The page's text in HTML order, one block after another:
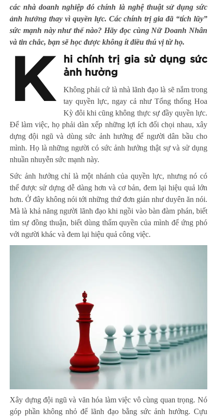
các nhà doanh nghiệp đó chính là nghệ thuật sử dụng sức
ảnh hưởng thay vì quyền lực. Các chính trị gia đã “tích lũy”
sức mạnh này như thế nào? Hãy đọc cùng Nữ Doanh Nhân
và tin chắc, bạn sẽ học được không ít điều thú vị từ họ.
K
hi chính trị gia sử dụng sức
ảnh hưởng
Không phải cứ là nhà lãnh đạo là sẽ nắm trong
tay quyền lực, ngay cả như Tổng thống Hoa
Kỳ đôi khi cũng không thực sự đầy quyền lực.
Để làm việc, họ phải dàn xếp những lợi ích đối chọi nhau, xây
dựng đội ngũ và dùng sức ảnh hưởng để người dân bầu cho
mình. Họ là những người có sức ảnh hưởng thật sự và sử dụng
nhuần nhuyễn sức mạnh này.
Sức ảnh hưởng chỉ là một nhánh của quyền lực, nhưng nó có
thể được sử dựng dễ dàng hơn và cơ bản, đem lại hiệu quả lớn
hơn. Ở đây không nói tới những thứ đơn giản như duyên ăn nói.
Mà là khả năng người lãnh đạo khi ngồi vào bàn đàm phán, biết
tìm sự đồng thuận, biết dùng thẩm quyền của mình để ứng phó
với người khác và đem lại hiệu quả công việc.
Xây dựng đội ngũ và văn hóa làm việc vô cùng quan trọng. Nó
góp phần không nhỏ để lãnh đạo bằng sức ảnh hưởng. Cựu